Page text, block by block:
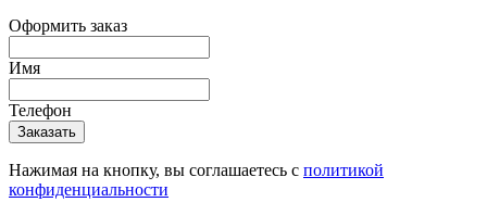
Оформить заказ
Имя
Телефон
Нажимая на кнопку, вы соглашаетесь с политикой
конфиденциальности